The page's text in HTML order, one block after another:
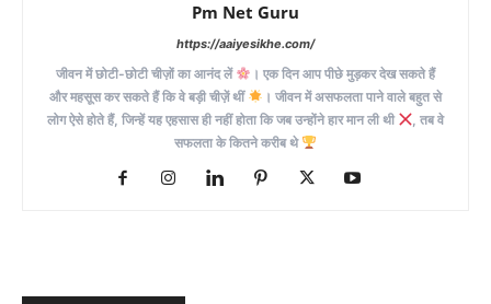
Pm Net Guru
https://aaiyesikhe.com/
जीवन में छोटी-छोटी चीज़ों का आनंद लें
। एक दिन आप पीछे मुड़कर देख सकते हैं
और महसूस कर सकते हैं कि वे बड़ी चीज़ें थीं
। जीवन में असफलता पाने वाले बहुत से
लोग ऐसे होते हैं, जिन्हें यह एहसास ही नहीं होता कि जब उन्होंने हार मान ली थी
, तब वे
सफलता के कितने करीब थे